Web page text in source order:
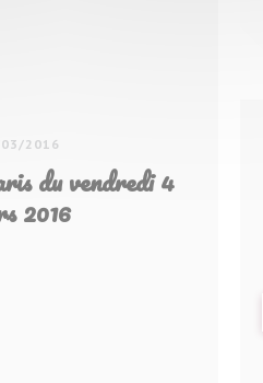
2016
du vendredi 4
2016